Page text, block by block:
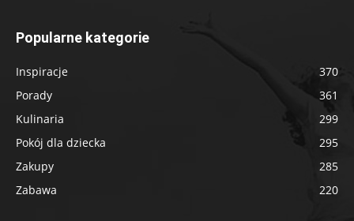
Popularne kategorie
Inspiracje
370
Porady
361
Kulinaria
299
Pokój dla dziecka
295
Zakupy
285
Zabawa
220